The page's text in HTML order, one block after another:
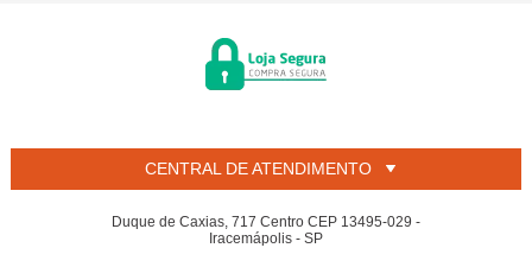
CENTRAL DE ATENDIMENTO
Duque de Caxias, 717 Centro CEP 13495-029 -
Iracemápolis - SP